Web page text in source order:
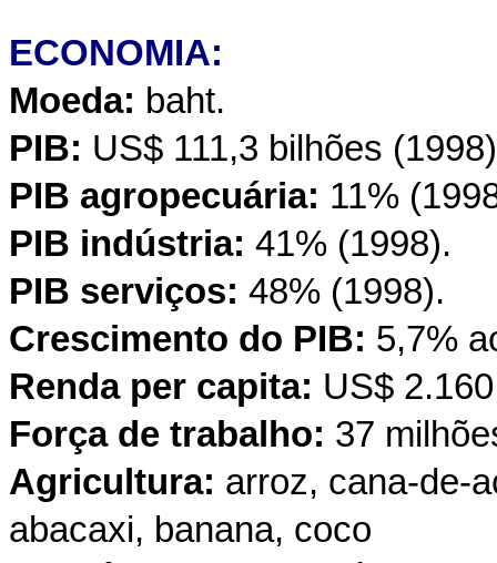
ECONOMIA:
Moeda: baht.
PIB: US$ 111,3 bilhões
PIB agropecuária: 11%
PIB indústria: 41% (1998).
PIB serviços: 48% (1998).
Crescimento do PIB: 5,7%
Renda per capita: US$
Força de trabalho: 37
Agricultura: arroz, cana-de-
abacaxi, banana, coco